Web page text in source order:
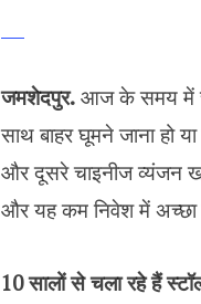
जमशेदपुर. आज के समय में
साथ बाहर घूमने जाना हो
और दूसरे चाइनीज व्यंजन
और यह कम निवेश में अच्छा
10 सालों से चला रहे हैं